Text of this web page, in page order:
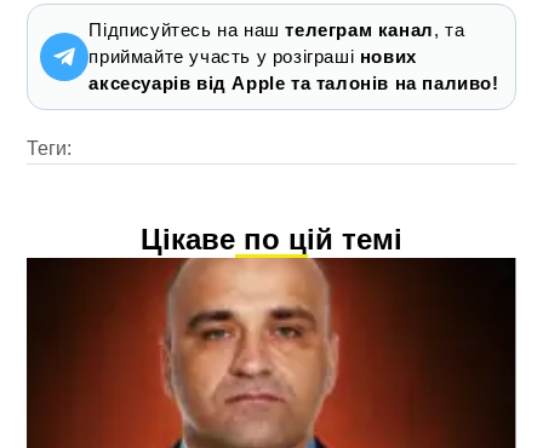
Підписуйтесь на наштелеграм канал, та
приймайте участь у розіграші нових
аксесуарів від Apple та талонів на паливо!
Теги:
Цікаве по цій темі